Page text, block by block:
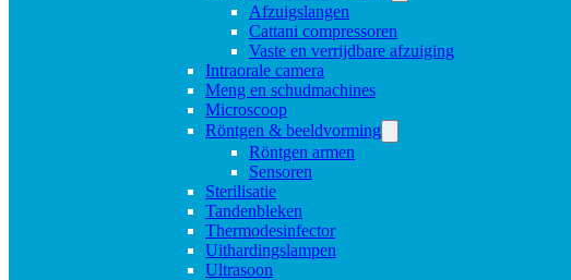
Afzuigslangen
Cattani compressoren
Vaste en verrijdbare afzuiging
Intraorale camera
Meng en schudmachines
Microscoop
Röntgen & beeldvorming
Röntgen armen
Sensoren
Sterilisatie
Tandenbleken
Thermodesinfector
Uithardingslampen
Ultrasoon